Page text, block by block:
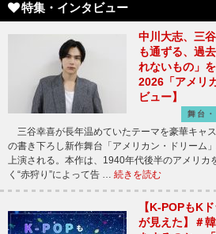
特集・インタビュー
中川大志、三
も通ずる、過
れないもの」
2026「アメリ
ビュー】
舞台
三谷幸喜が長年温めていたテーマを豪華キャ
の書き下ろし新作舞台「アメリカン・ドリーム
上演される。本作は、1940年代後半のアメリ
く“赤狩り”によって告 … 続きを読む
【K-POPもK
が見えた】＃